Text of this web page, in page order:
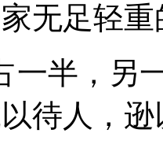
无足轻
半，另一
待人，